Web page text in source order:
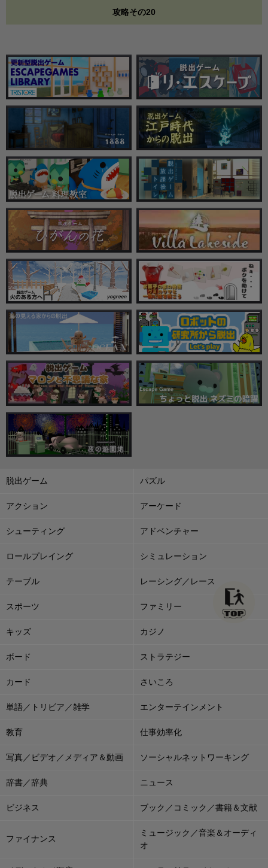
攻略その20
脱出ゲーム パズル
アクション アーケード
シューティング アドベンチャー
ロールプレイング シミュレーション
テーブル レーシング／レース
スポーツ ファミリー
キッズ カジノ
ボード ストラテジー
カード さいころ
単語／トリビア／雑学 エンターテインメント
教育 仕事効率化
写真／ビデオ／メディア＆動画 ソーシャルネットワーキング
辞書／辞典 ニュース
ビジネス ブック／コミック／書籍＆文献
ファイナンス
ミュージック／音楽＆オーディ
オ